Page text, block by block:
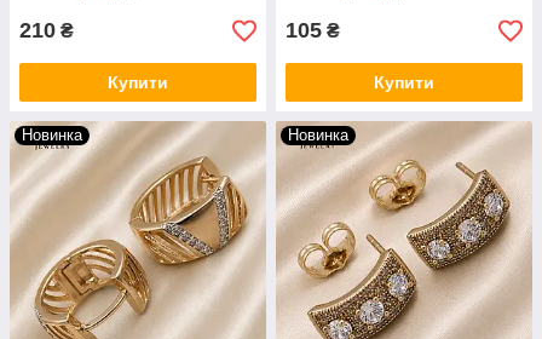
210 ₴
Купити
105 ₴
Купити
Новинка Новинка